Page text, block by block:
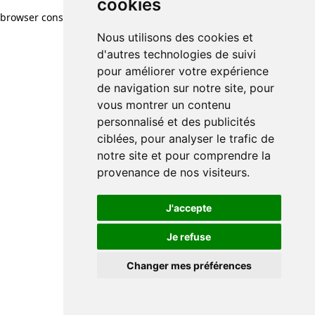
cookies
Nous utilisons des cookies et
d'autres technologies de suivi
pour améliorer votre expérience
de navigation sur notre site, pour
vous montrer un contenu
personnalisé et des publicités
ciblées, pour analyser le trafic de
notre site et pour comprendre la
provenance de nos visiteurs.
J'accepte
Je refuse
Changer mes préférences
browser console for more information)